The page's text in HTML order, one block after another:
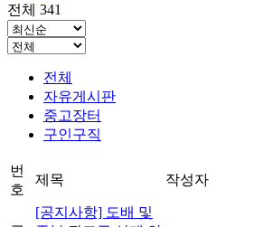
전체 341
전체
자유게시판
중고장터
구인구직
번
호
제목 작성자
[공지사항] 도배 및